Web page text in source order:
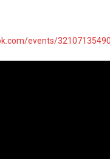
events/